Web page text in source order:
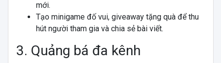
mới.
Tạo minigame đố vui, giveaway tặng quà để thu
hút người tham gia và chia sẻ bài viết.
3. Quảng bá đa kênh